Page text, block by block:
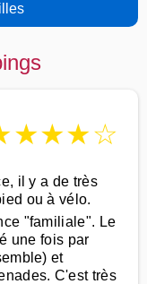
★★★☆
il y a de très
ou à vélo.
"familiale". Le
une fois par
et
C'est très